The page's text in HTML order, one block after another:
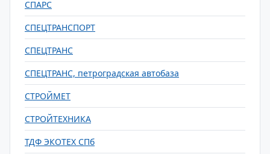
СПАРС
СПЕЦТРАНСПОРТ
СПЕЦТРАНС
СПЕЦТРАНС, петроградская автобаза
СТРОЙМЕТ
СТРОЙТЕХНИКА
ТДФ ЭКОТЕХ СПб